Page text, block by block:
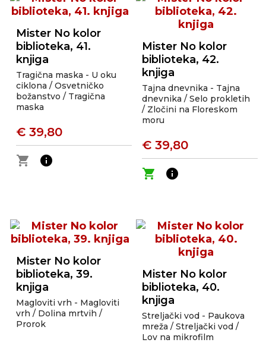
Mister No kolor
biblioteka, 41.
knjiga
Tragična maska - U oku
ciklona / Osvetničko
božanstvo / Tragična
maska
€ 39,80
shopping_cart
info
Mister No kolor
biblioteka, 42.
knjiga
Tajna dnevnika - Tajna
dnevnika / Selo prokletih
/ Zločini na Floreskom
moru
€ 39,80
shopping_cart
info
Mister No kolor
biblioteka, 39.
knjiga
Magloviti vrh - Magloviti
vrh / Dolina mrtvih /
Prorok
Mister No kolor
biblioteka, 40.
knjiga
Streljački vod - Paukova
mreža / Streljački vod /
Lov na mikrofilm